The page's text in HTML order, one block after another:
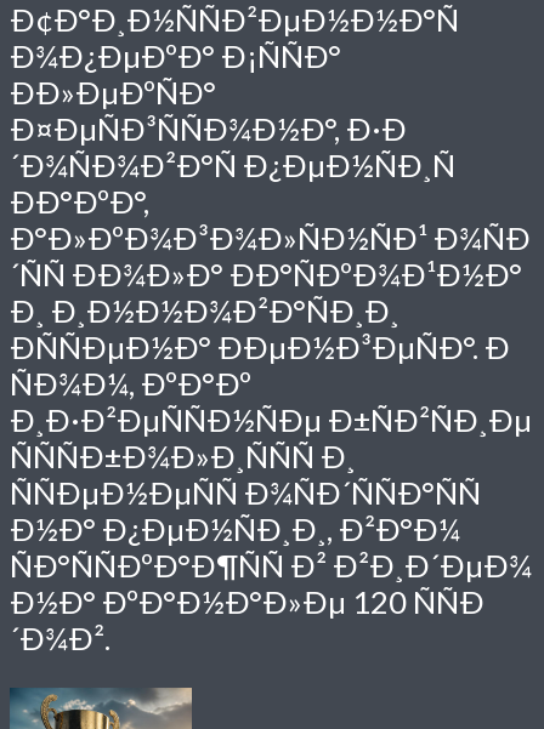
Ð¢Ð°Ð¸Ð½ÑÑÐ²ÐµÐ½Ð½Ð°Ñ
Ð¾Ð¿ÐµÐºÐ° Ð¡ÑÑÐ°
ÐÐ»ÐµÐºÑÐ°
Ð¤ÐµÑÐ³ÑÑÐ¾Ð½Ð°, Ð·Ð
´Ð¾ÑÐ¾Ð²Ð°Ñ Ð¿ÐµÐ½ÑÐ¸Ñ
ÐÐ°ÐºÐ°,
Ð°Ð»ÐºÐ¾Ð³Ð¾Ð»ÑÐ½ÑÐ¹ Ð¾ÑÐ
´ÑÑ ÐÐ¾Ð»Ð° ÐÐ°ÑÐºÐ¾Ð¹Ð½Ð°
Ð¸ Ð¸Ð½Ð½Ð¾Ð²Ð°ÑÐ¸Ð¸
ÐÑÑÐµÐ½Ð° ÐÐµÐ½Ð³ÐµÑÐ°. Ð
ÑÐ¾Ð¼, ÐºÐ°Ðº
Ð¸Ð·Ð²ÐµÑÑÐ½ÑÐµ Ð±ÑÐ²ÑÐ¸Ðµ
ÑÑÑÐ±Ð¾Ð»Ð¸ÑÑÑ Ð¸
ÑÑÐµÐ½ÐµÑÑ Ð¾ÑÐ´ÑÑÐ°ÑÑ
Ð½Ð° Ð¿ÐµÐ½ÑÐ¸Ð¸, Ð²Ð°Ð¼
ÑÐ°ÑÑÐºÐ°Ð¶ÑÑ Ð² Ð²Ð¸Ð´ÐµÐ¾
Ð½Ð° ÐºÐ°Ð½Ð°Ð»Ðµ 120 ÑÑÐ
´Ð¾Ð².